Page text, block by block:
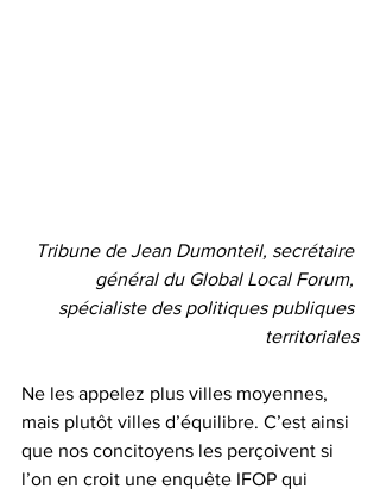
Tribune de Jean Dumonteil, secrétaire
général du Global Local Forum,
spécialiste des politiques publiques
territoriales
Ne les appelez plus villes moyennes,
mais plutôt villes d’équilibre. C’est ainsi
que nos concitoyens les perçoivent si
l’on en croit une enquête IFOP qui